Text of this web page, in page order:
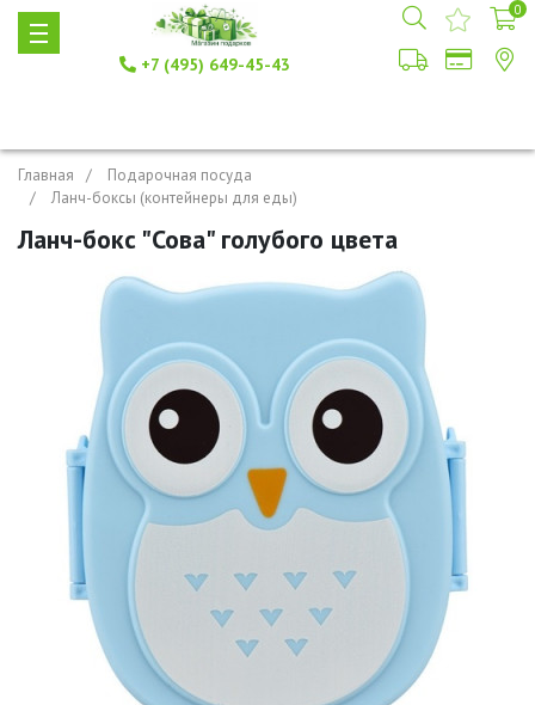
+7 (495) 649-45-43
0
Главная
Подарочная посуда
Ланч-боксы (контейнеры для еды)
Ланч-бокс "Сова" голубого цвета